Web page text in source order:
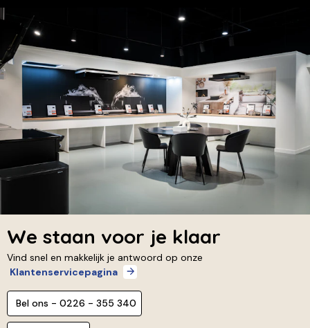
We staan voor je klaar
Vind snel en makkelijk je antwoord op onze
Klantenservicepagina
Bel ons - 0226 - 355 340